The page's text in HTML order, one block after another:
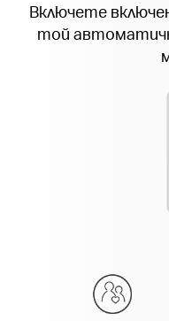
Включете
той